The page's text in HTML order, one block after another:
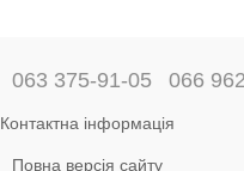
063 375-91-05 066
Контактна інформація
Повна версія сайту